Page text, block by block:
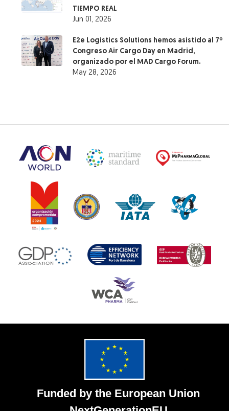
TIEMPO REAL
Jun 01, 2026
E2e Logistics Solutions hemos asistido al 7º
Congreso Air Cargo Day en Madrid,
organizado por el MAD Cargo Forum.
May 28, 2026
Funded by the European Union